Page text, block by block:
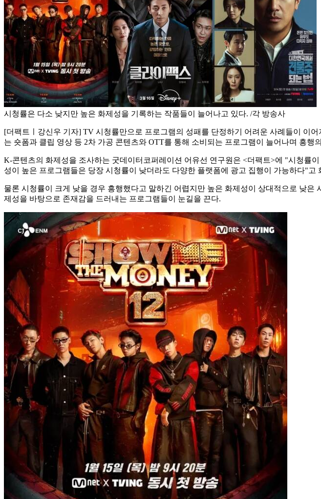
시청률은 다소 낮지만 높은 화제성을 기록하는 작품들이 늘어나고 있다. /각 방송사
[더팩트ㅣ강신우 기자] TV 시청률만으로 프로그램의 성패를 단정하기 어려운 사례들이 이
는 숏폼과 클립 영상 등 2차 가공 콘텐츠와 OTT를 통해 소비되는 프로그램이 늘어나며 흥행
K-콘텐츠의 화제성을 조사하는 굿데이터코퍼레이션 어유선 연구원은 <더팩트>에 "시청률
성이 높은 프로그램들은 당장 시청률이 낮더라도 다양한 플랫폼에 광고 집행이 가능하다"
물론 시청률이 크게 낮을 경우 흥행했다고 말하긴 어렵지만 높은 화제성이 상대적으로 낮
제성을 바탕으로 존재감을 드러내는 프로그램들이 눈길을 끈다.